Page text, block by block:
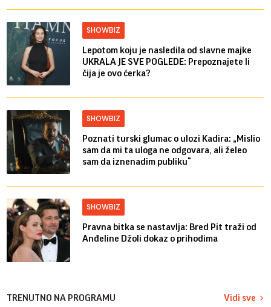
SHOWBIZ
Lepotom koju je nasledila od slavne majke
UKRALA JE SVE POGLEDE: Prepoznajete li
čija je ovo ćerka?
SHOWBIZ
Poznati turski glumac o ulozi Kadira: „Mislio
sam da mi ta uloga ne odgovara, ali želeo
sam da iznenadim publiku“
SHOWBIZ
Pravna bitka se nastavlja: Bred ​​Pit traži od
Anđeline Džoli dokaz o prihodima
TRENUTNO NA PROGRAMU Vidi sve